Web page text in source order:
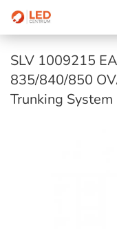
SLV 1009215
835/840/850
Trunking System